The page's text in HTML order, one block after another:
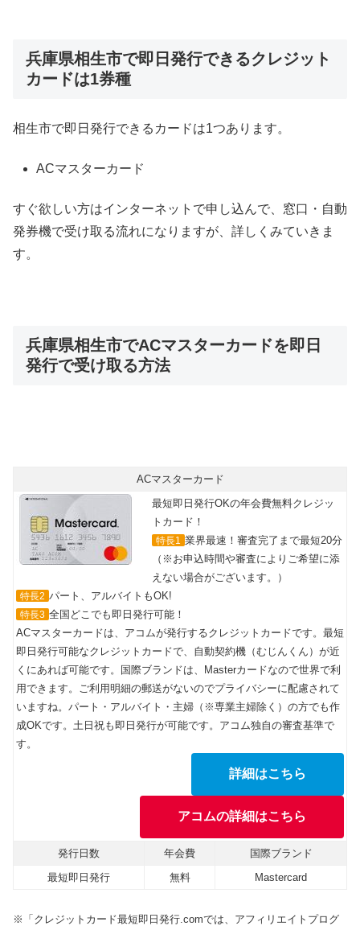
兵庫県相生市で即日発行できるクレジット
カードは1券種
相生市で即日発行できるカードは1つあります。
ACマスターカード
すぐ欲しい方はインターネットで申し込んで、窓口・自動
発券機で受け取る流れになりますが、詳しくみていきま
す。
兵庫県相生市でACマスターカードを即日
発行で受け取る方法
ACマスターカード
最短即日発行OKの年会費無料クレジッ
トカード！
特長1 業界最速！審査完了まで最短20分
（※お申込時間や審査によりご希望に添
えない場合がございます。）
特長2 パート、アルバイトもOK!
特長3 全国どこでも即日発行可能！
ACマスターカードは、アコムが発行するクレジットカードです。最短
即日発行可能なクレジットカードで、自動契約機（むじんくん）が近
くにあれば可能です。国際ブランドは、Masterカードなので世界で利
用できます。ご利用明細の郵送がないのでプライバシーに配慮されて
いますね。パート・アルバイト・主婦（※専業主婦除く）の方でも作
成OKです。土日祝も即日発行が可能です。アコム独自の審査基準で
す。
詳細はこちら
アコムの詳細はこちら
発行日数 年会費
国際ブランド
最短即日発行
無料 Mastercard
※「クレジットカード最短即日発行.comでは、アフィリエイトプログ